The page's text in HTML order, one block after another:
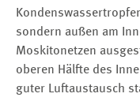
sondern außen am
Moskitonetzen
oberen Hälfte des
guter Luftaustausch